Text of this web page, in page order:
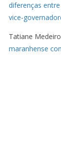
diferenças
vice-
Tatiane
maranhense